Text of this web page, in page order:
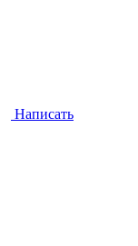
Написать